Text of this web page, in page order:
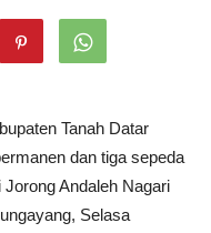
Tanah Datar
dan tiga sepeda
Andaleh Nagari
Selasa